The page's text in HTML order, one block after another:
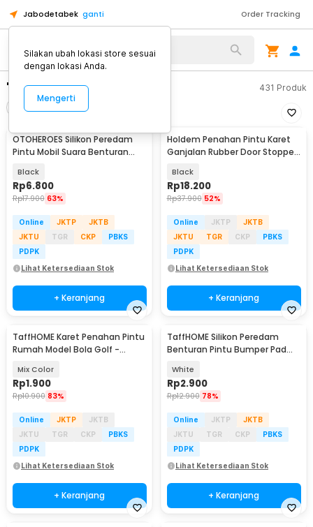
Jabodetabek ganti Order Tracking
"karet peredam pibtu" 431 Produk
Urutkan
OTOHEROES Silikon Peredam
Pintu Mobil Suara Benturan
Black
Rp6.800
Rp17.900 63%
Online JKTP
JKTB
JKTU
TGR CKP
PBKS
PDPK
Lihat Ketersediaan Stok
+ Keranjang
Holdem Penahan Pintu Karet
Ganjalan Rubber Door Stopper
Black
Rp18.200
Rp37.900 52%
Online JKTP
JKTB
JKTU
TGR CKP
PBKS
PDPK
Lihat Ketersediaan Stok
+ Keranjang
TaffHOME Karet Penahan Pintu
Rumah Model Bola Golf -
Mix Color
Rp1.900
Rp10.900 83%
Online JKTP
JKTB
JKTU
TGR CKP
PBKS
PDPK
Lihat Ketersediaan Stok
+ Keranjang
TaffHOME Silikon Peredam
Benturan Pintu Bumper Pad
White
Rp2.900
Rp12.900 78%
Online JKTP
JKTB
JKTU
TGR CKP
PBKS
PDPK
Lihat Ketersediaan Stok
+ Keranjang
Silakan ubah lokasi store sesuai
dengan lokasi Anda.
Mengerti